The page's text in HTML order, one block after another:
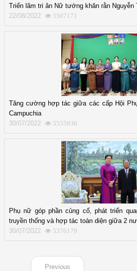
Triển lãm tri ân Nữ tướng khăn rằn Nguyễn
22/08/2022
5507171
Tăng cường hợp tác giữa các cấp Hội
Campuchia
30/07/2022
5555936
Phụ nữ góp phần củng cố, phát triển
truyền thống và hợp tác toàn diện giữa 2
30/07/2022
5376179
Previous